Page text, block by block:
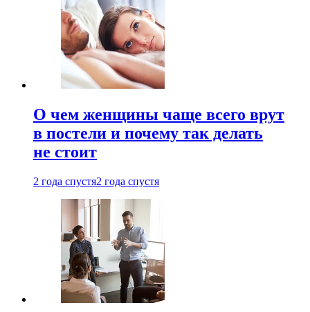
О чем женщины чаще всего врут
в постели и почему так делать
не стоит
2 года спустя2 года спустя